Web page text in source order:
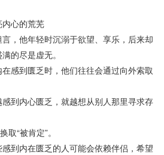
心的荒芜
，他年轻时沉溺于欲望、享乐，后来却
的尽是虚无。
感到匮乏时，他们往往会通过向外索取
到内心匮乏，就越想从别人那里寻求存
取“被肯定”。
到内在匮乏的人可能会依赖伴侣，希望